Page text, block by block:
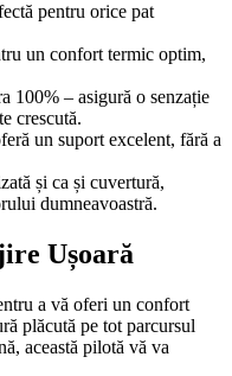
pentru orice pat
un confort termic optim,
100% – asigură o senzație
crescută.
un suport excelent, fără a
și ca și cuvertură,
dumneavoastră.
Ușoară
a vă oferi un confort
plăcută pe tot parcursul
această pilotă vă va